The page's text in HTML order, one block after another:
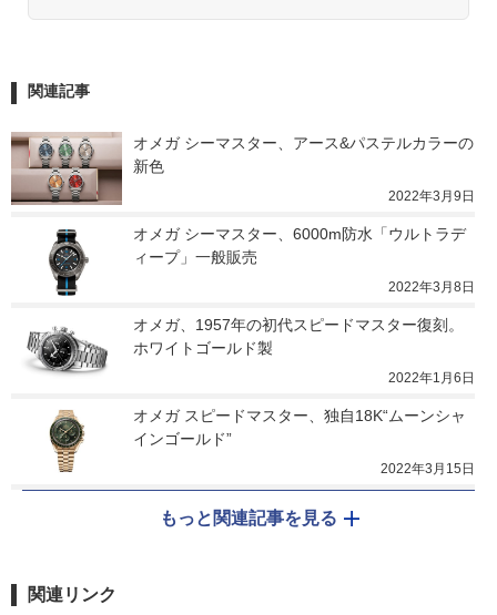
関連記事
オメガ シーマスター、アース&パステルカラーの
新色
2022年3月9日
オメガ シーマスター、6000m防水「ウルトラデ
ィープ」一般販売
2022年3月8日
オメガ、1957年の初代スピードマスター復刻。
ホワイトゴールド製
2022年1月6日
オメガ スピードマスター、独自18K“ムーンシャ
インゴールド”
2022年3月15日
もっと関連記事を見る
関連リンク